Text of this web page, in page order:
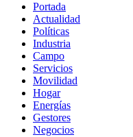
Portada
Actualidad
Políticas
Industria
Campo
Servicios
Movilidad
Hogar
Energías
Gestores
Negocios